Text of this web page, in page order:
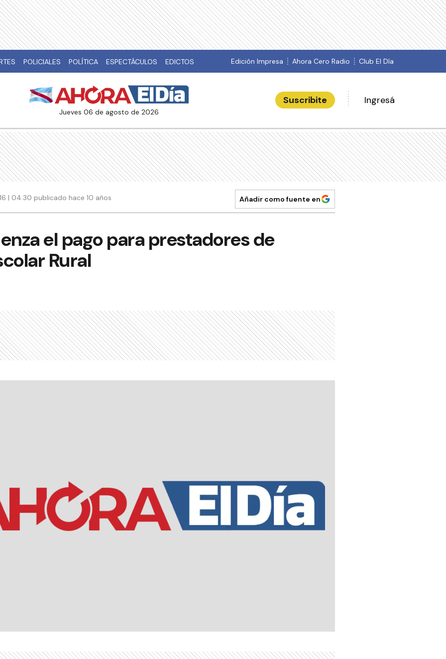
POLICIALES POLÍTICA ESPECTÁCULOS EDICTOS Edición Impresa Ahora Cero Radio Club El Día
jueves 06 de agosto de 2026
Suscribite Ingresá
| 04:30 publicado hace 10 años Añadir como fuente en
el pago para prestadores de
Rural